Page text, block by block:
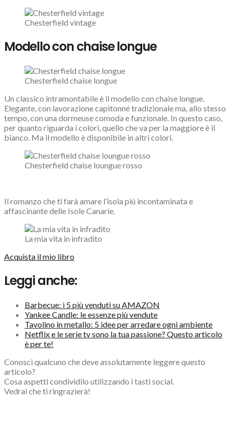
Chesterfield vintage
Modello con chaise longue
Chesterfield chaise longue
Un classico intramontabile è il modello con chaise longue.
Elegante, con lavorazione capitonné tradizionale ma, allo stesso
tempo, con una dormeuse comoda e funzionale. In questo caso,
per quanto riguarda i colori, quello che va per la maggiore è il
bianco. Ma il modello è disponibile in altri colori.
Chesterfield chaise loungue rosso
Il romanzo che ti farà amare l’isola più incontaminata e
affascinante delle Isole Canarie.
La mia vita in infradito
Acquista il mio libro
Leggi anche:
Barbecue: i 5 più venduti su AMAZON
Yankee Candle: le essenze più vendute
Tavolino in metallo: 5 idee per arredare ogni ambiente
Netflix e le serie tv sono la tua passione? Questo articolo
è per te!
Conosci qualcuno che deve assolutamente leggere questo
articolo?
Cosa aspetti condividilo utilizzando i tasti social.
Vedrai che ti ringrazierà!